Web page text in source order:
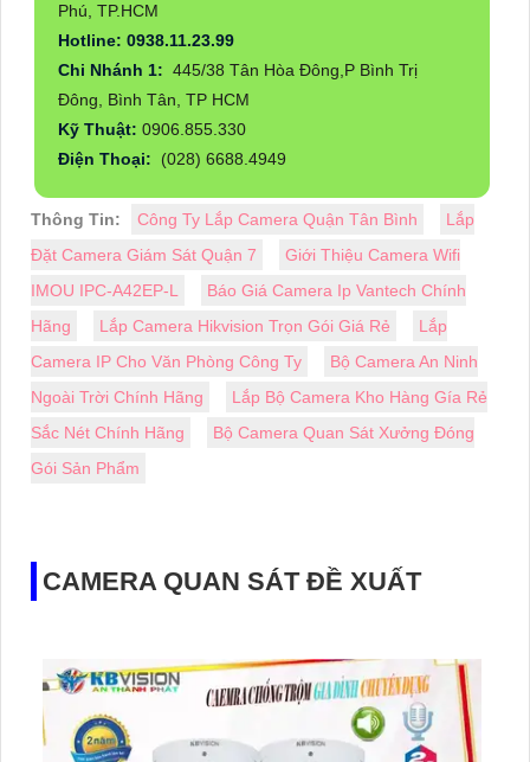
Phú, TP.HCM
Hotline: 0938.11.23.99
Chi Nhánh 1: 445/38 Tân Hòa Đông,P Bình Trị
Đông, Bình Tân, TP HCM
Kỹ Thuật: 0906.855.330
Điện Thoại:
(028) 6688.4949
Thông Tin: Công Ty Lắp Camera Quận Tân Bình
Lắp
Đặt Camera Giám Sát Quận 7
Giới Thiệu Camera Wifi
IMOU IPC-A42EP-L
Báo Giá Camera Ip Vantech Chính
Hãng
Lắp Camera Hikvision Trọn Gói Giá Rẻ
Lắp
Camera IP Cho Văn Phòng Công Ty
Bộ Camera An Ninh
Ngoài Trời Chính Hãng
Lắp Bộ Camera Kho Hàng Gía Rẻ
Sắc Nét Chính Hãng
Bộ Camera Quan Sát Xưởng Đóng
Gói Sản Phẩm
CAMERA QUAN SÁT ĐỀ XUẤT